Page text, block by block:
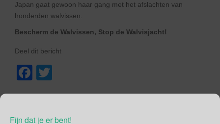
Fijn dat je er bent!
Japan gaat gewoon haar gang met het afslachten van
honderden walvissen.
Bescherm de Walvissen, Stop de Walvisjacht!
Deel dit bericht
F
e
er
Februari Internationale Gerechtshof,IWC,Japan,Walvis.